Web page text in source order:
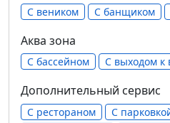
С веником С банщиком
Аква зона
С бассейном С выходом к
Дополнительный сервис
С рестораном С